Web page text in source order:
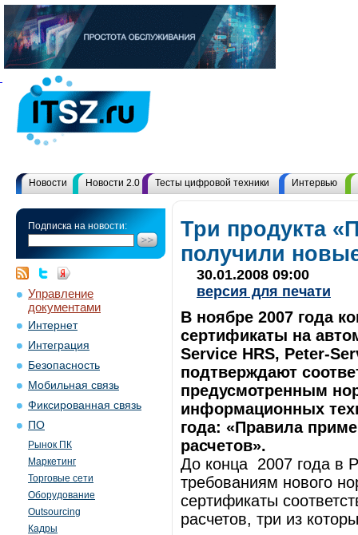
Новости Новости 2.0 Тесты цифровой техники Интервью
Подписка на новости:
Управление
документами
Интернет
Интеграция
Безопасность
Мобильная связь
Фиксированная связь
ПО
Рынок ПК
Маркетинг
Торговые сети
Оборудование
Outsourcing
Кадры
Три продукта
получили
30.01.2008 09:00
версия для печати
В ноябре 2007 года
сертификаты на
Service HRS, Peter-
подтверждают
предусмотренным
информационных
года: «Правила
расчетов».
До конца 2007 года в
требованиям нового
сертификаты
расчетов, три из